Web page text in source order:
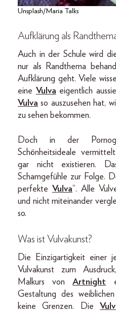
Unsplash/Maria Talks
Aufklärung als
Auch in der Schule wird
nur als Randthema
Aufklärung geht. Viele
eine Vulva eigentlich
Vulva so auszusehen hat,
zu sehen bekommen.
Doch in der
Schönheitsideale
gar nicht existieren.
Schamgefühle zur Folge.
perfekte Vulva“. Alle
und nicht miteinander
so.
Was ist Vulvakunst?
Die Einzigartigkeit einer
Vulvakunst zum
Malkurs vonArtnight
Gestaltung des
keine Grenzen. Die